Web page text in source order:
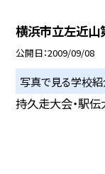
横浜市立左近山
公開日 2009/09/08
写真で見る学校
持久走大会・駅